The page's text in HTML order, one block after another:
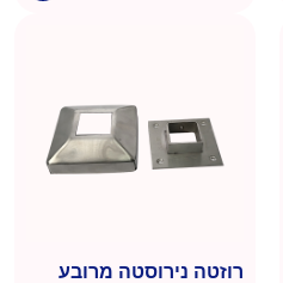
רוזטה נירוסטה מרובע